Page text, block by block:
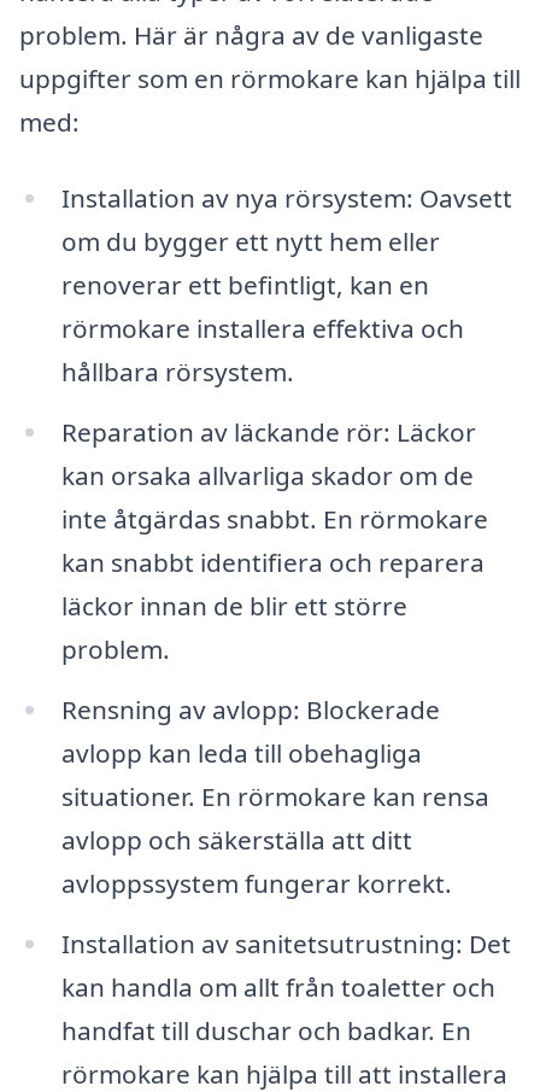
problem. Här är några av de vanligaste
uppgifter som en rörmokare kan hjälpa till
med:
Installation av nya rörsystem: Oavsett
om du bygger ett nytt hem eller
renoverar ett befintligt, kan en
rörmokare installera effektiva och
hållbara rörsystem.
Reparation av läckande rör: Läckor
kan orsaka allvarliga skador om de
inte åtgärdas snabbt. En rörmokare
kan snabbt identifiera och reparera
läckor innan de blir ett större
problem.
Rensning av avlopp: Blockerade
avlopp kan leda till obehagliga
situationer. En rörmokare kan rensa
avlopp och säkerställa att ditt
avloppssystem fungerar korrekt.
Installation av sanitetsutrustning: Det
kan handla om allt från toaletter och
handfat till duschar och badkar. En
rörmokare kan hjälpa till att installera